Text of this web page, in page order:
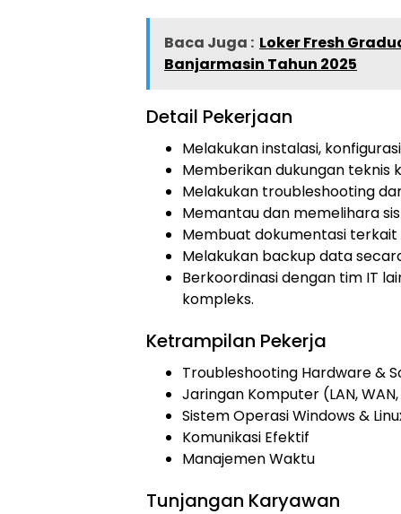
Baca Juga : Loker Fresh
Banjarmasin Tahun 2025
Detail Pekerjaan
Melakukan instalasi,
Memberikan dukungan teknis
Melakukan troubleshooting
Memantau dan memelihara
Membuat dokumentasi
Melakukan backup data
Berkoordinasi dengan tim IT
kompleks.
Ketrampilan Pekerja
Troubleshooting Hardware &
Jaringan Komputer (LAN,
Sistem Operasi Windows &
Komunikasi Efektif
Manajemen Waktu
Tunjangan Karyawan